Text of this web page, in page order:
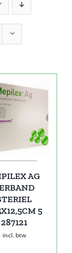
AG
5
287121
incl. btw